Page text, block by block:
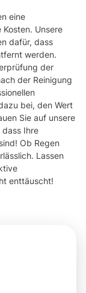
eine
Unsere
dafür, dass
werden.
der
der Reinigung
bei, den Wert
Sie auf unsere
dass Ihre
Ob Regen
Lassen
enttäuscht!